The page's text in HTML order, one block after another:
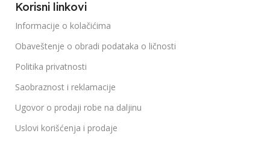
Korisni linkovi
Informacije o kolačićima
Obaveštenje o obradi podataka o ličnosti
Politika privatnosti
Saobraznost i reklamacije
Ugovor o prodaji robe na daljinu
Uslovi korišćenja i prodaje